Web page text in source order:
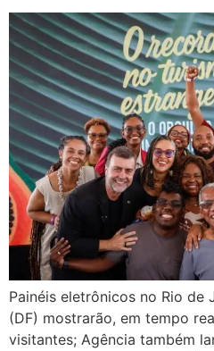
Painéis eletrônicos no Rio de
(DF) mostrarão, em tempo
visitantes; Agência também